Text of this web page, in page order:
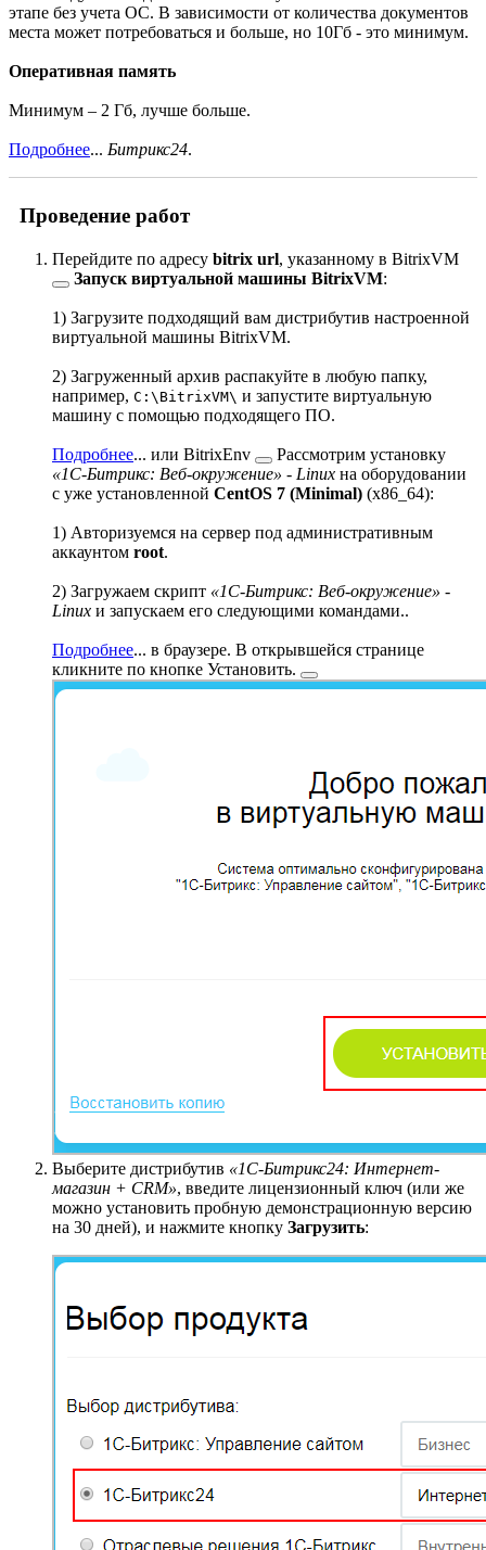
этапе без учета ОС. В зависимости от количества документов
места может потребоваться и больше, но 10Гб - это минимум.
Оперативная память
Минимум – 2 Гб, лучше больше.
Подробнее... Битрикс24.
Проведение работ
Перейдите по адресу bitrix url, указанному в BitrixVM
Запуск виртуальной машины BitrixVM:
1) Загрузите подходящий вам дистрибутив настроенной
виртуальной машины BitrixVM.
2) Загруженный архив распакуйте в любую папку,
например, С:\BitrixVM\ и запустите виртуальную
машину с помощью подходящего ПО.
Подробнее... или BitrixEnv
Рассмотрим установку
«1С-Битрикс: Веб-окружение» - Linux на оборудовании
с уже установленной CentOS 7 (Minimal) (x86_64):
1) Авторизуемся на сервер под административным
аккаунтом root.
2) Загружаем скрипт «1С-Битрикс: Веб-окружение» -
Linux и запускаем его следующими командами..
Подробнее... в браузере. В открывшейся странице
кликните по кнопке Установить.
Выберите дистрибутив «1С-Битрикс24: Интернет-
магазин + CRM», введите лицензионный ключ (или же
можно установить пробную демонстрационную версию
на 30 дней), и нажмите кнопку Загрузить: